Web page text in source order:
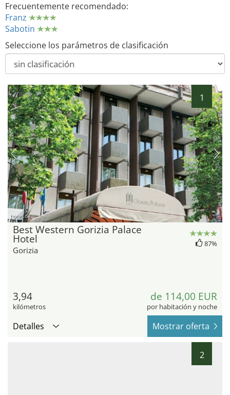
Frecuentemente recomendado:
Franz
Sabotin
Seleccione los parámetros de clasificación
1
hotel.de
Best Western Gorizia Palace
Hotel
Gorizia
87%
3,94
kilómetros
de 114,00 EUR
por habitación y noche
Detalles Mostrar oferta
2